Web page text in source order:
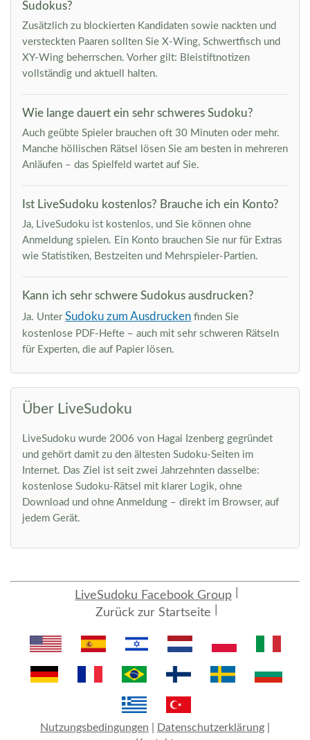
Sudokus?
Zusätzlich zu blockierten Kandidaten sowie nackten und
versteckten Paaren sollten Sie X-Wing, Schwertfisch und
XY-Wing beherrschen. Vorher gilt: Bleistiftnotizen
vollständig und aktuell halten.
Wie lange dauert ein sehr schweres Sudoku?
Auch geübte Spieler brauchen oft 30 Minuten oder mehr.
Manche höllischen Rätsel lösen Sie am besten in mehreren
Anläufen – das Spielfeld wartet auf Sie.
Ist LiveSudoku kostenlos? Brauche ich ein Konto?
Ja, LiveSudoku ist kostenlos, und Sie können ohne
Anmeldung spielen. Ein Konto brauchen Sie nur für Extras
wie Statistiken, Bestzeiten und Mehrspieler-Partien.
Kann ich sehr schwere Sudokus ausdrucken?
Ja. Unter Sudoku zum Ausdrucken finden Sie
kostenlose PDF-Hefte – auch mit sehr schweren Rätseln
für Experten, die auf Papier lösen.
Über LiveSudoku
LiveSudoku wurde 2006 von Hagai Izenberg gegründet
und gehört damit zu den ältesten Sudoku-Seiten im
Internet. Das Ziel ist seit zwei Jahrzehnten dasselbe:
kostenlose Sudoku-Rätsel mit klarer Logik, ohne
Download und ohne Anmeldung – direkt im Browser, auf
jedem Gerät.
LiveSudoku Facebook Group
Zurück zur Startseite
Nutzungsbedingungen Datenschutzerklärung